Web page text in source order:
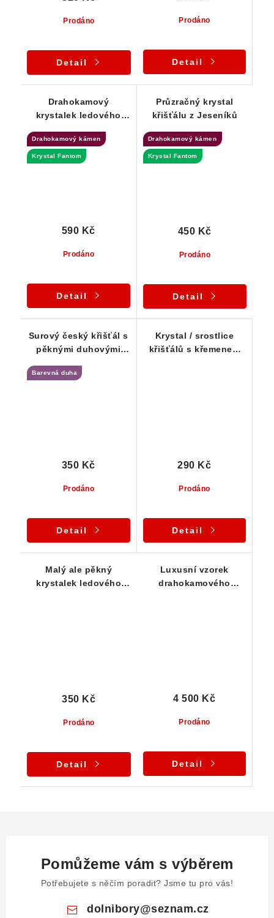
Prodáno
Detail
Prodáno
Detail
Drahokamový
krystalek ledového
Fantomem
Drahokamový kámen
Krystal Fantom
Prodáno
590 Kč
Detail
Průzračný krystal
křišťálu z Jeseníků
Drahokamový kámen
Krystal Fantom
Prodáno
450 Kč
Detail
Surový český křišťál s
pěknými duhovými
Barevná duha
Prodáno
350 Kč
Detail
Krystal / srostlice
křišťálů s křemenem
Prodáno
290 Kč
Detail
Malý ale pěkný
krystalek ledového
Prodáno
350 Kč
Detail
Luxusní vzorek
drahokamového
Prodáno
4 500 Kč
Detail
Pomůžeme vám s výběrem
Potřebujete s něčím poradit? Jsme tu pro vás!
dolnibory@seznam.cz